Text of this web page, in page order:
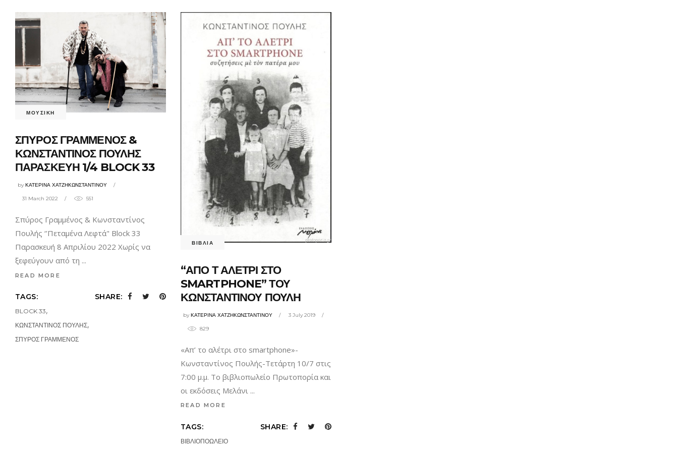
ΜΟΥΣΙΚΗ
ΣΠΥΡΟΣ ΓΡΑΜΜΕΝΟΣ &
ΚΩΝΣΤΑΝΤΙΝΟΣ ΠΟΥΛΗΣ
ΠΑΡΑΣΚΕΥΗ 1/4 BLOCK 33
byΚΑΤΕΡΙΝΑ ΧΑΤΖΗΚΩΝΣΤΑΝΤΙΝΟΥ
31 March 2022 551
Σπύρος Γραμμένος & Κωνσταντίνος
Πουλής ‘’Πεταμένα Λεφτά" Block 33
Παρασκευή 8 Απριλίου 2022 Χωρίς να
ξεφεύγουν από τη
READ MORE
TAGS:
BLOCK 33,
ΚΩΝΣΤΑΝΤΙΝΟΣ ΠΟΥΛΗΣ,
ΣΠΥΡΟΣ ΓΡΑΜΜΕΝΟΣ
SHARE:
ΒΙΒΛΙΑ
“ΑΠΟ Τ ΑΛΕΤΡΙ ΣΤΟ
SMARTPHONE” ΤΟΥ
ΚΩΝΣΤΑΝΤΙΝΟΥ ΠΟΥΛΗ
byΚΑΤΕΡΙΝΑ ΧΑΤΖΗΚΩΝΣΤΑΝΤΙΝΟΥ 3 July 2019
829
«Απ’ το αλέτρι στο smartphone»-
Κωνσταντίνος Πουλής-Τετάρτη 10/7 στις
7:00 μ.μ. Το βιβλιοπωλείο Πρωτοπορία και
οι εκδόσεις Μελάνι
READ MORE
TAGS:
ΒΙΒΛΙΟΠΟΩΛΕΙΟ
SHARE: